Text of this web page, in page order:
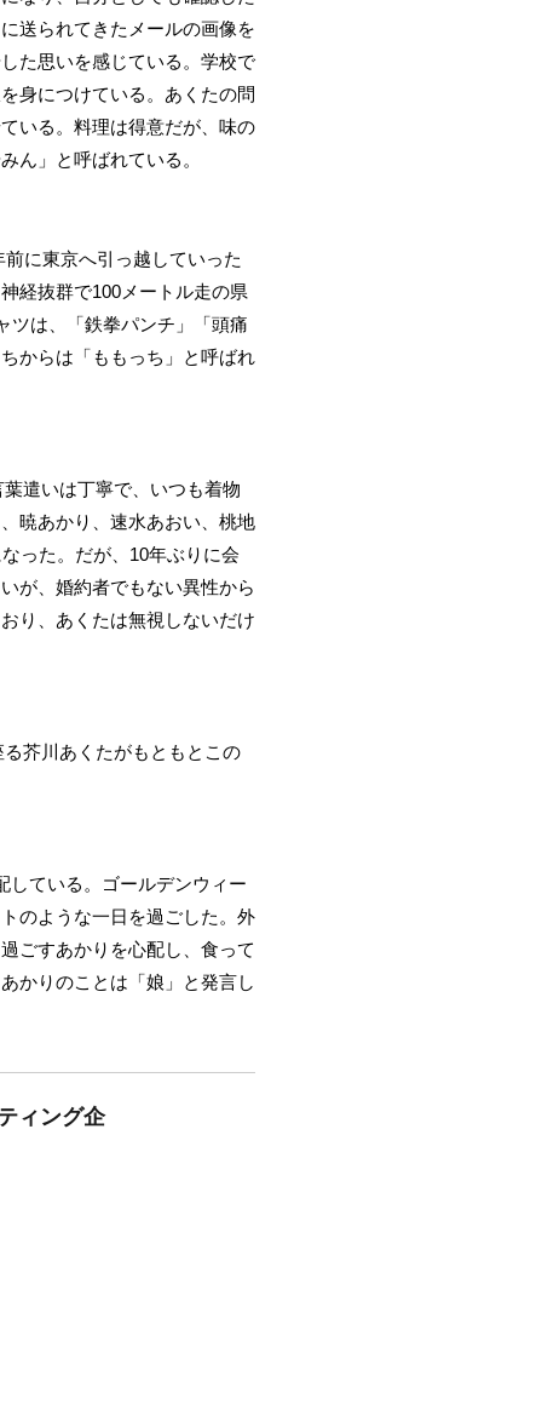
送られてきたメールの画像を
た思いを感じている。学校で
身につけている。あくたの問
いる。料理は得意だが、味の
ん」と呼ばれている。
に東京へ引っ越していった
経抜群で100メートル走の県
ツは、「鉄拳パンチ」「頭痛
からは「ももっち」と呼ばれ
遣いは丁寧で、いつも着物
暁あかり、速水あおい、桃地
った。だが、10年ぶりに会
が、婚約者でもない異性から
り、あくたは無視しないだけ
芥川あくたがもともとこの
している。ゴールデンウィー
のような一日を過ごした。外
ごすあかりを心配し、食って
かりのことは「娘」と発言し
ィング企